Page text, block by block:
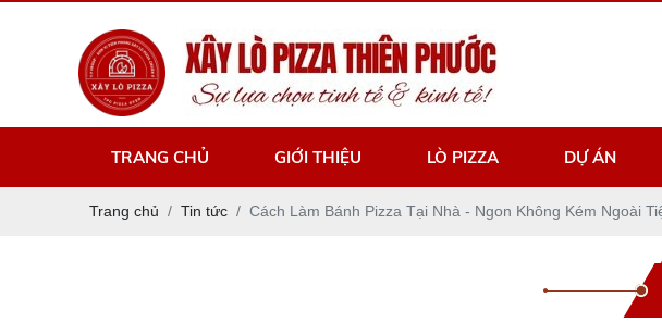
TRANG CHỦ GIỚI THIỆU LÒ PIZZA DỰ ÁN
Trang chủ Tin tức Cách Làm Bánh Pizza Tại Nhà - Ngon Không Kém Ngoài